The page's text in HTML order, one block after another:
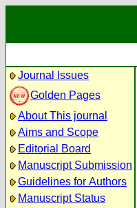
Journal Issues
Golden Pages
About This journal
Aims and Scope
Editorial Board
Manuscript Submission
Guidelines for Authors
Manuscript Status